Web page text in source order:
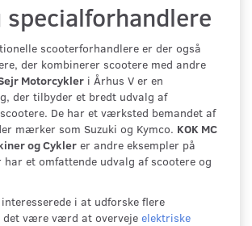
specialforhandlere
scooterforhandlere er der også
der kombinerer scootere med andre
Motorcykler i Århus V er en
der tilbyder et bredt udvalg af
De har et værksted bemandet af
mærker som Suzuki og Kymco. KOK MC
og Cykler er andre eksempler på
et omfattende udvalg af scootere og
i at udforske flere
det være værd at overveje elektriske